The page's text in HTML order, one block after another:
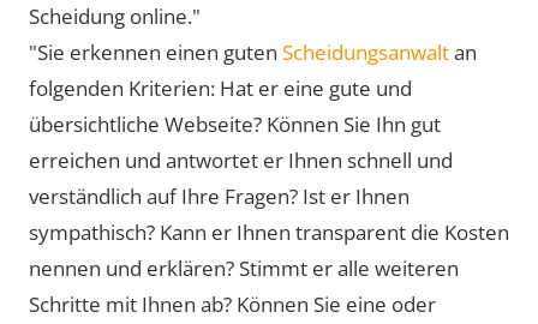
Scheidung online."
"Sie erkennen einen guten Scheidungsanwaltan
folgenden Kriterien: Hat er eine gute und
übersichtliche Webseite? Können Sie Ihn gut
erreichen und antwortet er Ihnen schnell und
verständlich auf Ihre Fragen? Ist er Ihnen
sympathisch? Kann er Ihnen transparent die Kosten
nennen und erklären? Stimmt er alle weiteren
Schritte mit Ihnen ab? Können Sie eine oder